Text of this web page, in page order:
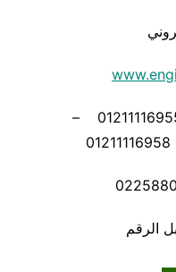
موبايل: 01211116954 – 01211116955 –